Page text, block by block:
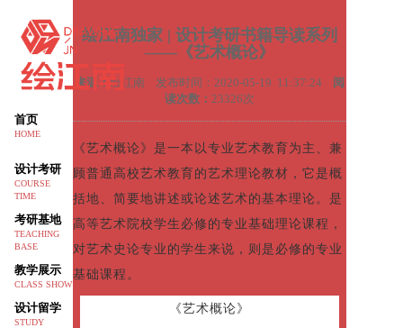
首页
HOME
设计考研
COURSE
TIME
考研基地
TEACHING
BASE
教学展示
CLASS SHOW
设计留学
STUDY
绘江南独家 | 设计考研书籍导读系列
——《艺术概论》
来源： 绘江南 发布时间：2020-05-19 11:37:24 阅
读次数： 23326次
《艺术概论》是一本以专业艺术教育为主、兼
顾普通高校艺术教育的艺术理论教材，它是概
括地、简要地讲述或论述艺术的基本理论。是
高等艺术院校学生必修的专业基础理论课程，
对艺术史论专业的学生来说，则是必修的专业
基础课程。
《艺术概论》